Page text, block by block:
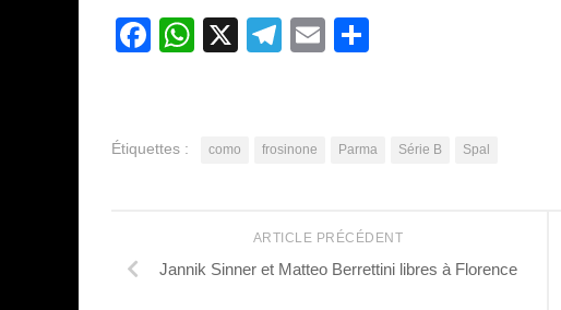
Facebook
WhatsApp
X Telegram
Email
Étiquettes : como frosinone Parma Série B Spal
ARTICLE PRÉCÉDENT
Jannik Sinner et Matteo Berrettini libres à Florence